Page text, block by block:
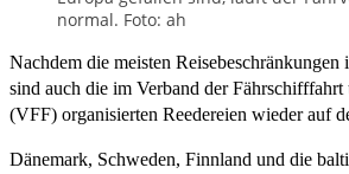
normal. Foto: ah
Nachdem die meisten
sind auch die im Verband der
(VFF) organisierten Reedereien wieder auf
Dänemark, Schweden, Finnland und die